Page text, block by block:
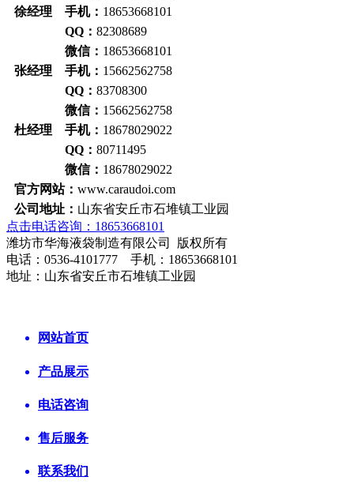
徐经理 手机： 18653668101
QQ： 82308689
微信： 18653668101
张经理 手机： 15662562758
QQ： 83708300
微信： 15662562758
杜经理 手机： 18678029022
QQ： 80711495
微信： 18678029022
官方网站： www.caraudoi.com
公司地址： 山东省安丘市石堆镇工业园
点击电话咨询：18653668101
潍坊市华海液袋制造有限公司 版权所有
电话：0536-4101777 手机：18653668101
地址：山东省安丘市石堆镇工业园
网站首页
产品展示
电话咨询
售后服务
联系我们